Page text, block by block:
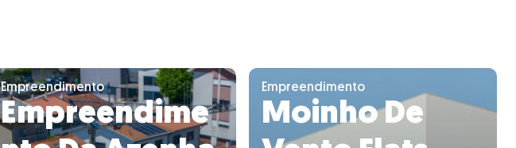
Empreendimento
Empreendime
Empreendimento
Moinho De